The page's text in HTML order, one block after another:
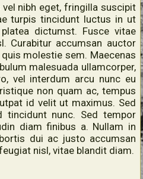
nibh eget, fringilla suscipit
turpis tincidunt luctus in ut
dictumst. Fusce vitae
Curabitur accumsan auctor
molestie sem. Maecenas
malesuada ullamcorper,
vel interdum arcu nunc eu
non quam ac, tempus
id velit ut maximus. Sed
nunc. Sed tempor
diam finibus a. Nullam in
dui ac justo accumsan
nisl, vitae blandit diam.